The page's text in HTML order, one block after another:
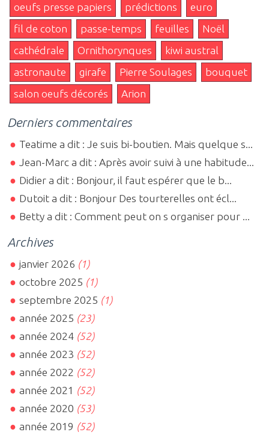
oeufs presse papiers
prédictions
euro
fil de coton
passe-temps feuilles
Noël
cathédrale
Ornithorynques
kiwi austral
astronaute
girafe Pierre Soulages
bouquet
salon oeufs décorés
Arion
Derniers commentaires
Teatime a dit : Je suis bi-boutien. Mais quelque s...
Jean-Marc a dit : Après avoir suivi à une habitude...
Didier a dit : Bonjour, il faut espérer que le b...
Dutoit a dit : Bonjour Des tourterelles ont écl...
Betty a dit : Comment peut on s organiser pour ...
Archives
janvier 2026 (1)
octobre 2025 (1)
septembre 2025 (1)
année 2025 (23)
année 2024 (52)
année 2023 (52)
année 2022 (52)
année 2021 (52)
année 2020 (53)
année 2019 (52)